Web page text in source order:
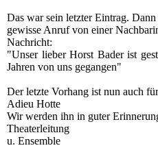
Das war sein letzter Eintrag.
gewisse Anruf von einer
Nachricht:
"Unser lieber Horst Bader ist
Jahren von uns gegangen"
Der letzte Vorhang ist nun auch
Adieu Hotte
Wir werden ihn in guter
Theaterleitung
u. Ensemble